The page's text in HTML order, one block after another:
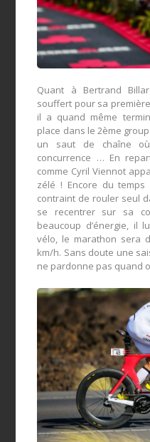
Quant à Bertrand
souffert pour sa
il a quand même
place dans le 2ème
un saut de chaîne
concurrence … En
comme Cyril Viennot
zélé ! Encore du temps
contraint de rouler seul
se recentrer sur sa
beaucoup d’énergie, il
vélo, le marathon sera
km/h. Sans doute une
ne pardonne pas quand